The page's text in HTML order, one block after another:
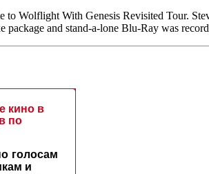
Wolflight With Genesis Revisited Tour.
and stand-a-lone Blu-Ray was